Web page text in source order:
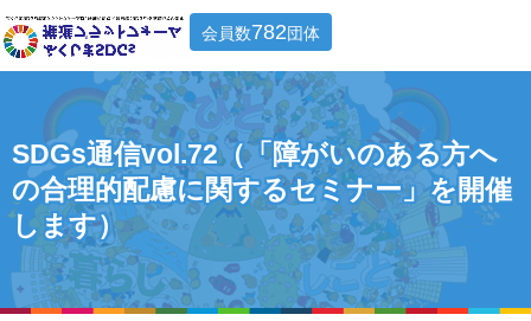
会員数782団体
SDGs通信vol.72（「障がいのある方へ
の合理的配慮に関するセミナー」を開催
します）